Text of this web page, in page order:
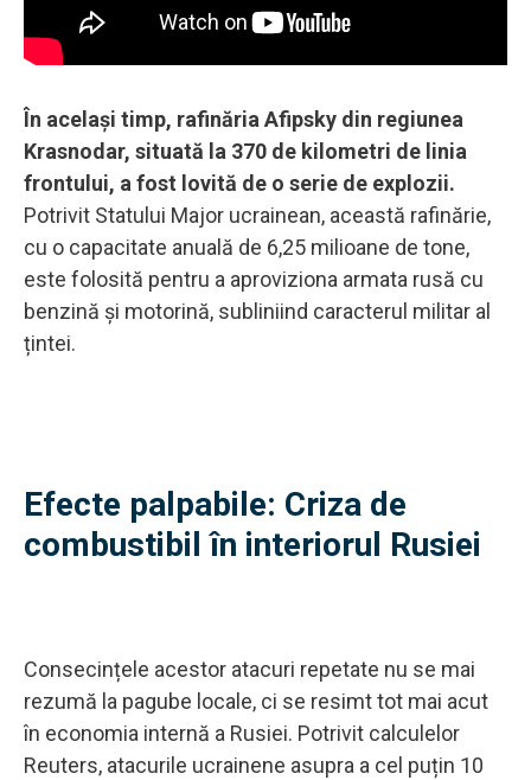
În același timp, rafinăria Afipsky din regiunea
Krasnodar, situată la 370 de kilometri de linia
frontului, a fost lovită de o serie de explozii.
Potrivit Statului Major ucrainean, această rafinărie,
cu o capacitate anuală de 6,25 milioane de tone,
este folosită pentru a aproviziona armata rusă cu
benzină și motorină, subliniind caracterul militar al
țintei.
Efecte palpabile: Criza de
combustibil în interiorul Rusiei
Consecințele acestor atacuri repetate nu se mai
rezumă la pagube locale, ci se resimt tot mai acut
în economia internă a Rusiei. Potrivit calculelor
Reuters, atacurile ucrainene asupra a cel puțin 10